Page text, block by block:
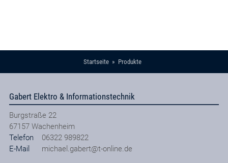
Startseite Produkte
Gabert Elektro & Informationstechnik
Burgstraße 22
67157 Wachenheim
Telefon
06322 989822
E-Mail
michael.gabert@t-online.de